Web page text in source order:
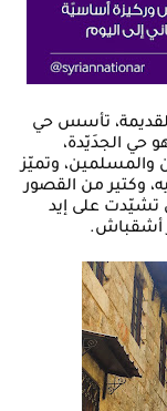
القديمة، تأسس حي
حي الجدَيّدة،
والمسلمين، وتميّز
وكتير من القصور
تشيّدت على إيد
أشقباش.